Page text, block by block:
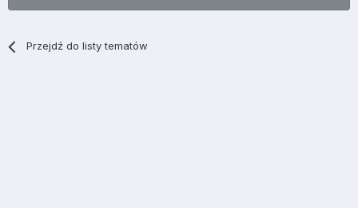
Przejdź do listy tematów